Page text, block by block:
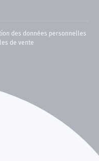
des données personnelles
de vente